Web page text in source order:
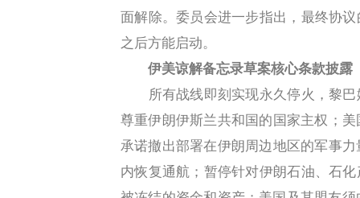
面解除。委员会进一步指出，最终协
之后方能启动。
伊美谅解备忘录草案核心条款披露
所有战线即刻实现永久停火，黎巴
尊重伊朗伊斯兰共和国的国家主权；
承诺撤出部署在伊朗周边地区的军事
内恢复通航；暂停针对伊朗石油、石